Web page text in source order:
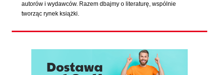
autorów i wydawców. Razem dbajmy o literaturę, wspólnie
tworząc rynek książki.